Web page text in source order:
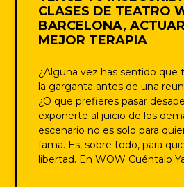
CLASES DE TEATRO
BARCELONA,
MEJOR TERAPIA
¿Alguna vez has sentido que
la garganta antes de una
¿O que prefieres pasar
exponerte al juicio de los
escenario no es solo para
fama. Es, sobre todo, para
libertad. En WOW Cuéntalo